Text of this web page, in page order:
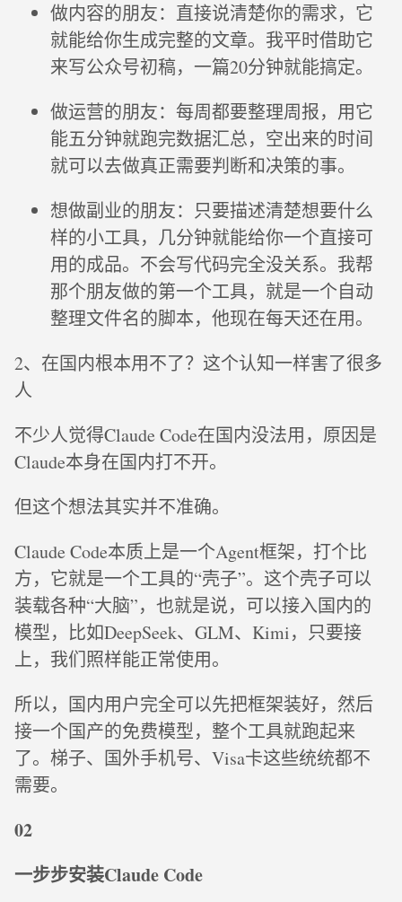
做内容的朋友：直接说清楚你的需求，它
就能给你生成完整的文章。我平时借助它
来写公众号初稿，一篇20分钟就能搞定。
做运营的朋友：每周都要整理周报，用它
能五分钟就跑完数据汇总，空出来的时间
就可以去做真正需要判断和决策的事。
想做副业的朋友：只要描述清楚想要什么
样的小工具，几分钟就能给你一个直接可
用的成品。不会写代码完全没关系。我帮
那个朋友做的第一个工具，就是一个自动
整理文件名的脚本，他现在每天还在用。
2、在国内根本用不了？这个认知一样害了很多
人
不少人觉得Claude Code在国内没法用，原因是
Claude本身在国内打不开。
但这个想法其实并不准确。
Claude Code本质上是一个Agent框架，打个比
方，它就是一个工具的“壳子”。这个壳子可以
装载各种“大脑”，也就是说，可以接入国内的
模型，比如DeepSeek、GLM、Kimi，只要接
上，我们照样能正常使用。
所以，国内用户完全可以先把框架装好，然后
接一个国产的免费模型，整个工具就跑起来
了。梯子、国外手机号、Visa卡这些统统都不
需要。
02
一步步安装Claude Code